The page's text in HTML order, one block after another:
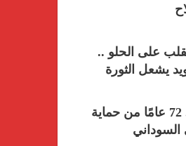
على الحلو ..
يشعل الثورة
عيد الجيش .. 72 عامًا من حماية
السوداني